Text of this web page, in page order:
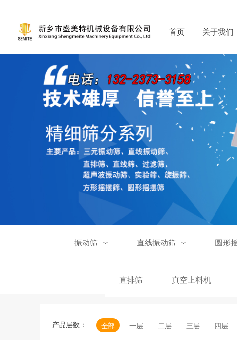
首页 关于我们
振动筛 直线振动筛 圆形
直排筛 真空上料机
产品层数： 全部 一层 二层 三层 四层